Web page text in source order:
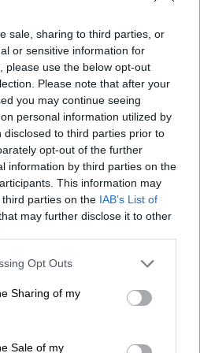
sale, sharing to third parties, or
or sensitive information for
please use the below opt-out
Please note that after your
you may continue seeing
personal information utilized by
to third parties prior to
opt-out of the further
information by third parties on the
This information may
parties on the IAB’s List of
may further disclose it to other
app uses one or more Google
behaviour. You may click to
and its third-party tags to
purposes in below Google
Opt Outs
Sharing of my
Sale of my
το πλαίσιο ποινής
3-5 έτη.
: «Η ασελγής πράξη
από ενήλικο με
ανταλλάγματα ή η
ανηλίκων που
με τον ίδιο τρόπο
φυλάκιση τουλάχιστον
ποινή».
τελείται από ενήλικο